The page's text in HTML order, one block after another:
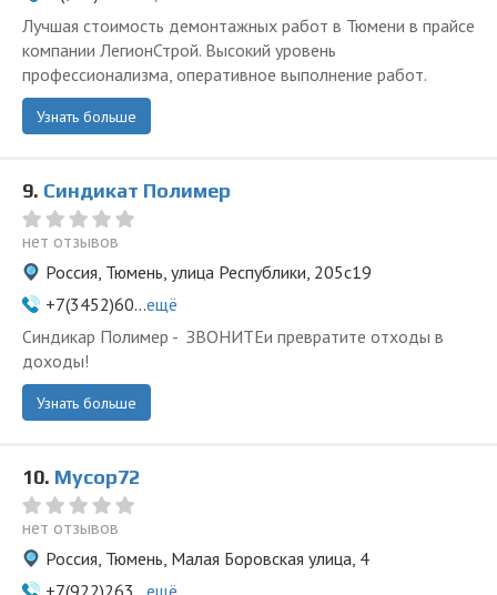
Лучшая стоимость демонтажных работ в Тюмени в прайсе
компании ЛегионСтрой. Высокий уровень
профессионализма, оперативное выполнение работ.
Узнать больше
9. Синдикат Полимер
нет отзывов
Россия, Тюмень, улица Республики, 205с19
+7(3452)60...ещё
Синдикар Полимер - ЗВОНИТЕи превратите отходы в
доходы!
Узнать больше
10. Мусор72
нет отзывов
Россия, Тюмень, Малая Боровская улица, 4
+7(922)263...ещё